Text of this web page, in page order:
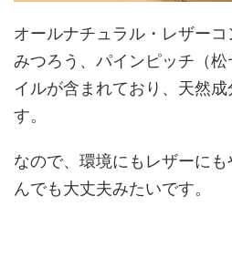
オールナチュラル・レザーコ
みつろう、パインピッチ（
イルが含まれており、天然
す。
なので、環境にもレザーに
んでも大丈夫みたいです。